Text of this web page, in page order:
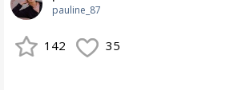
pauline_87
142 35